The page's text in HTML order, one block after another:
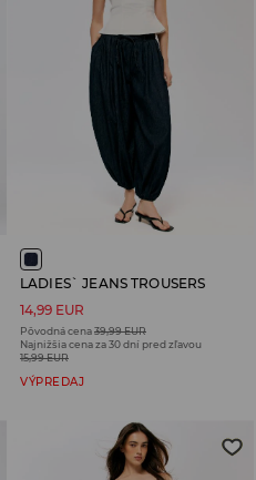
LADIES` JEANS TROUSERS
14,99 EUR
Pôvodná cena39,99 EUR
Najnižšia cena za 30 dní pred zľavou
15,99 EUR
VÝPREDAJ